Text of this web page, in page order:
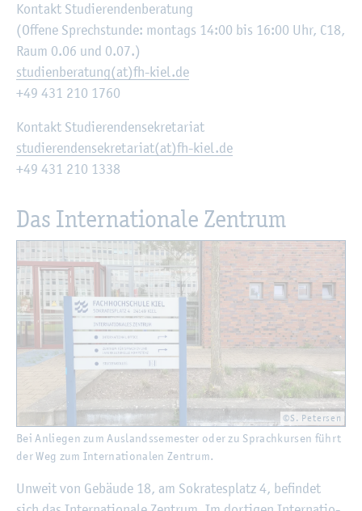
Kon­takt Stu­die­ren­den­be­ra­tung
(Of­fe­ne Sprech­stun­de: mon­tags 14:00 bis 16:00 Uhr, C18,
Raum 0.06 und 0.07.)
stu­di­en­be­ra­tung(at)fh-kiel.de
+49 431 210 1760
Kon­takt Stu­die­ren­den­se­kre­ta­ri­at
stu­die­ren­den­se­kre­ta­ri­at(at)fh-kiel.de
+49 431 210 1338
Das In­ter­na­tio­na­le Zen­trum
©S. Pe­ter­sen
Bei An­lie­gen zum Aus­lands­se­mes­ter oder zu Sprach­kur­sen führt
der Weg zum In­ter­na­tio­na­len Zen­trum.
Un­weit von Ge­bäu­de 18, am So­kra­tes­platz 4, be­fin­det